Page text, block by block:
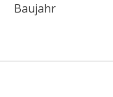
Baujahr